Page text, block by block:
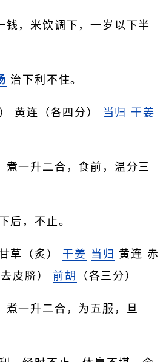
钱，米饮调下，一岁以下半
治下利不住。
黄连（各四分） 当归
干姜
煮一升二合，食前，温分三
后，不止。
草（炙） 干姜 当归 黄连 赤
皮脐） 前胡 （各三分）
煮一升二合，为五服，旦